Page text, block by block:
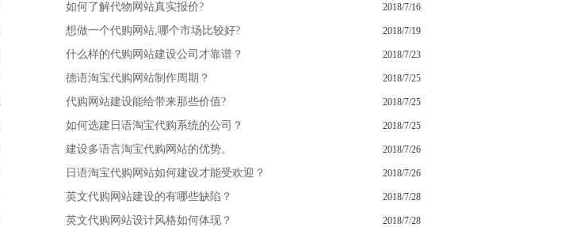
如何了解代物网站真实报价? 2018/7/16
想做一个代购网站,哪个市场比较好? 2018/7/19
什么样的代购网站建设公司才靠谱？ 2018/7/23
德语淘宝代购网站制作周期？ 2018/7/25
代购网站建设能给带来那些价值? 2018/7/25
如何选建日语淘宝代购系统的公司？ 2018/7/25
建设多语言淘宝代购网站的优势。 2018/7/26
日语淘宝代购网站如何建设才能受欢迎？ 2018/7/26
英文代购网站建设的有哪些缺陷？ 2018/7/28
英文代购网站设计风格如何体现？ 2018/7/28